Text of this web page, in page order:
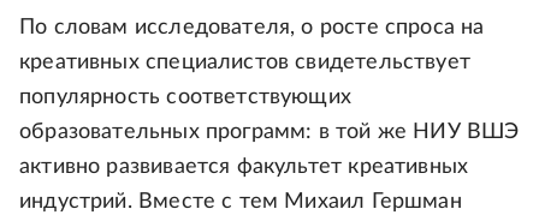
По словам исследователя, о росте спроса на
креативных специалистов свидетельствует
популярность соответствующих
образовательных программ: в той же НИУ ВШЭ
активно развивается факультет креативных
индустрий. Вместе с тем Михаил Гершман